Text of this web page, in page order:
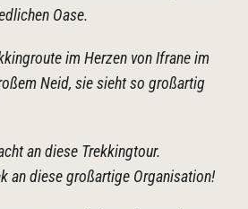
Oase.
im Herzen von Ifrane im
Neid, sie sieht so großartig
an diese Trekkingtour.
an diese großartige Organisation!